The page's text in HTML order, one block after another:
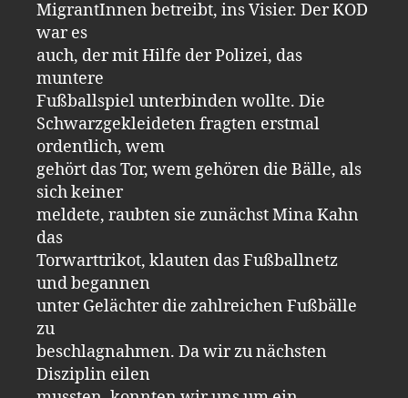
MigrantInnen betreibt, ins Visier. Der KOD
war es
auch, der mit Hilfe der Polizei, das
muntere
Fußballspiel unterbinden wollte. Die
Schwarzgekleideten fragten erstmal
ordentlich, wem
gehört das Tor, wem gehören die Bälle, als
sich keiner
meldete, raubten sie zunächst Mina Kahn
das
Torwarttrikot, klauten das Fußballnetz
und begannen
unter Gelächter die zahlreichen Fußbälle
zu
beschlagnahmen. Da wir zu nächsten
Disziplin eilen